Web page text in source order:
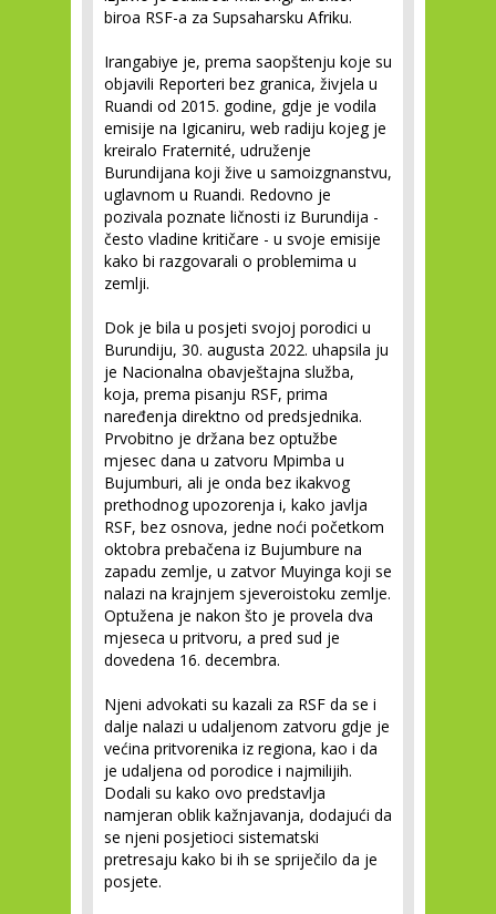
biroa RSF-a za Supsaharsku Afriku.
Irangabiye je, prema saopštenju koje su
objavili Reporteri bez granica, živjela u
Ruandi od 2015. godine, gdje je vodila
emisije na Igicaniru, web radiju kojeg je
kreiralo Fraternité, udruženje
Burundijana koji žive u samoizgnanstvu,
uglavnom u Ruandi. Redovno je
pozivala poznate ličnosti iz Burundija -
često vladine kritičare - u svoje emisije
kako bi razgovarali o problemima u
zemlji.
Dok je bila u posjeti svojoj porodici u
Burundiju, 30. augusta 2022. uhapsila ju
je Nacionalna obavještajna služba,
koja, prema pisanju RSF, prima
naređenja direktno od predsjednika.
Prvobitno je držana bez optužbe
mjesec dana u zatvoru Mpimba u
Bujumburi, ali je onda bez ikakvog
prethodnog upozorenja i, kako javlja
RSF, bez osnova, jedne noći početkom
oktobra prebačena iz Bujumbure na
zapadu zemlje, u zatvor Muyinga koji se
nalazi na krajnjem sjeveroistoku zemlje.
Optužena je nakon što je provela dva
mjeseca u pritvoru, a pred sud je
dovedena 16. decembra.
Njeni advokati su kazali za RSF da se i
dalje nalazi u udaljenom zatvoru gdje je
većina pritvorenika iz regiona, kao i da
je udaljena od porodice i najmilijih.
Dodali su kako ovo predstavlja
namjeran oblik kažnjavanja, dodajući da
se njeni posjetioci sistematski
pretresaju kako bi ih se spriječilo da je
posjete.